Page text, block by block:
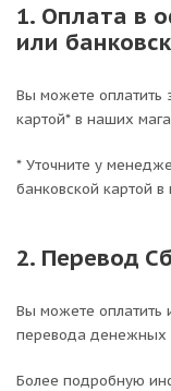
1. Оплата в
или
Вы можете оплатить
картой* в наших
* Уточните у
банковской картой
2. Перевод
Вы можете оплатить
перевода денежных
Более подробную